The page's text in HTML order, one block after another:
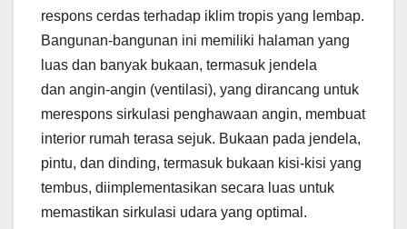
respons cerdas terhadap iklim tropis yang lembap.
Bangunan-bangunan ini memiliki halaman yang
luas dan banyak bukaan, termasuk jendela
dan angin-angin (ventilasi), yang dirancang untuk
merespons sirkulasi penghawaan angin, membuat
interior rumah terasa sejuk. Bukaan pada jendela,
pintu, dan dinding, termasuk bukaan kisi-kisi yang
tembus, diimplementasikan secara luas untuk
memastikan sirkulasi udara yang optimal.